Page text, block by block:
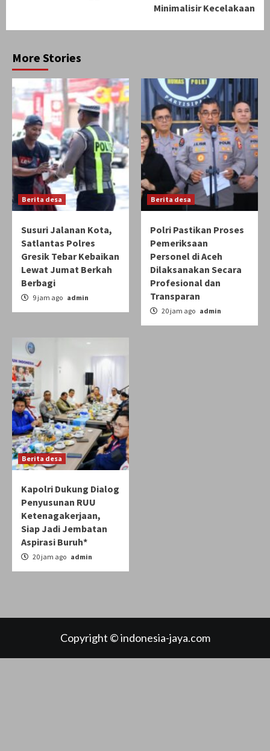
Minimalisir Kecelakaan
More Stories
Berita desa
Susuri Jalanan Kota,
Satlantas Polres
Gresik Tebar Kebaikan
Lewat Jumat Berkah
Berbagi
9 jam ago admin
Berita desa
Polri Pastikan Proses
Pemeriksaan
Personel di Aceh
Dilaksanakan Secara
Profesional dan
Transparan
20 jam ago admin
Berita desa
Kapolri Dukung Dialog
Penyusunan RUU
Ketenagakerjaan,
Siap Jadi Jembatan
Aspirasi Buruh*
20 jam ago admin
Copyright © indonesia-jaya.com